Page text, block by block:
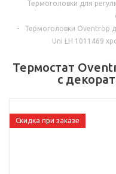
Термоголовки для
-
Термоголовки Oventrop
Uni LH 1011469
Термостат
с
Скидка при заказе